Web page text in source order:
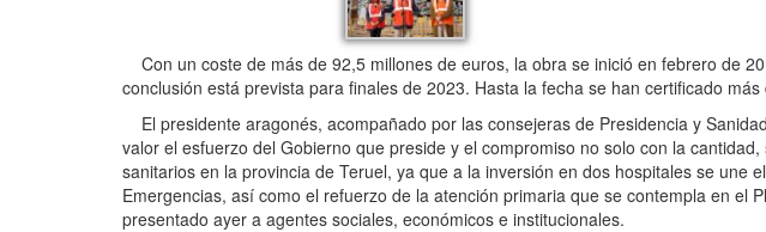
Con un coste de más de 92,5 millones de euros, la obra se inició en febrero de
conclusión está prevista para finales de 2023. Hasta la fecha se han certificado
El presidente aragonés, acompañado por las consejeras de Presidencia y
valor el esfuerzo del Gobierno que preside y el compromiso no solo con la
sanitarios en la provincia de Teruel, ya que a la inversión en dos hospitales se une
Emergencias, así como el refuerzo de la atención primaria que se contempla en el
presentado ayer a agentes sociales, económicos e institucionales.